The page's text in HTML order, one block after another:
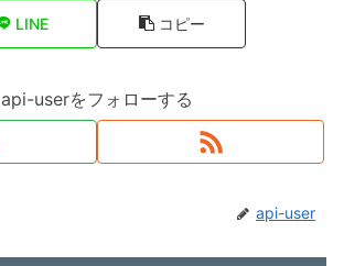
LINE コピー
api-userをフォローする
api-user